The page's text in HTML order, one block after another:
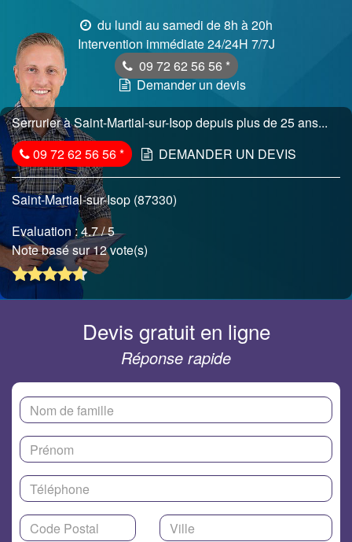
du lundi au samedi de 8h à 20h
Intervention immédiate 24/24H 7/7J
09 72 62 56 56 *
Demander un devis
Serrurier à Saint-Martial-sur-Isop depuis plus de 25 ans...
09 72 62 56 56* DEMANDER UN DEVIS
Saint-Martial-sur-Isop (87330)
Evaluation :4.7/ 5
Note basé sur 12 vote(s)
Devis gratuit en ligne
Réponse rapide